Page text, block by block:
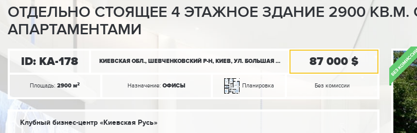
ОТДЕЛЬНО СТОЯЩЕЕ 4 ЭТАЖНОЕ ЗДАНИЕ 2900
АПАРТАМЕНТАМИ
ID: KA-178 КИЕВСКАЯ ОБЛ., ШЕВЧЕНКОВСКИЙ Р-Н, КИЕВ, УЛ. БОЛЬШАЯ ЖИТОМИРСКАЯ, 18 87 000 $
Площадь:2900 м2 Назначение:ОФИСЫ Планировка Без комиссии
Клубный бизнес-центр «Киевская Русь»